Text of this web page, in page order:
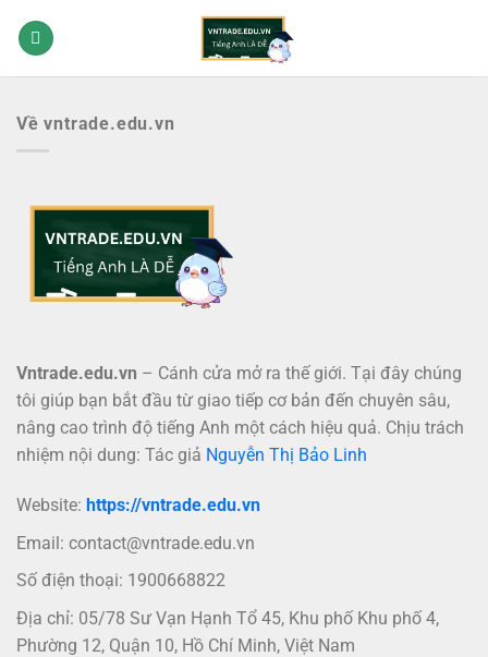
qua
Về vntrade.edu.vn
Vntrade.edu.vn – Cánh cửa mở ra thế giới. Tại đây chúng
tôi giúp bạn bắt đầu từ giao tiếp cơ bản đến chuyên sâu,
nâng cao trình độ tiếng Anh một cách hiệu quả. Chịu trách
nhiệm nội dung: Tác giả Nguyễn Thị Bảo Linh
Website: https://vntrade.edu.vn
Email: contact@vntrade.edu.vn
Số điện thoại: 1900668822
Địa chỉ: 05/78 Sư Vạn Hạnh Tổ 45, Khu phố Khu phố 4,
Phường 12, Quận 10, Hồ Chí Minh, Việt Nam